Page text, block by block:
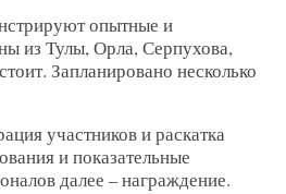
опытные и
из Тулы, Орла, Серпухова,
Запланировано несколько
участников и раскатка
и показательные
далее – награждение.